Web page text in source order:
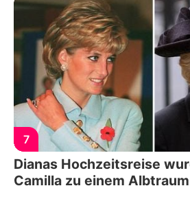
7
Dianas Hochzeitsreise
Camilla zu einem Albtraum